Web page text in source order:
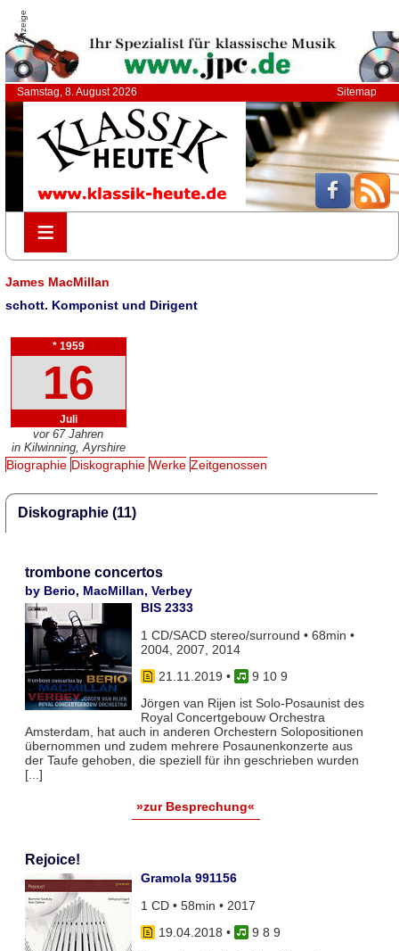
Anzeige
Samstag, 8. August 2026 Sitemap
≡
≡
James MacMillan
schott. Komponist und Dirigent
* 1959
16
Juli
vor 67 Jahren
in Kilwinning, Ayrshire
Biographie Diskographie Werke Zeitgenossen
Diskographie (11)
trombone concertos
by Berio, MacMillan, Verbey
BIS 2333
1 CD/SACD stereo/surround • 68min •
2004, 2007, 2014
21.11.2019 •
9 10 9
Jörgen van Rijen ist Solo-Posaunist des
Royal Concertgebouw Orchestra
Amsterdam, hat auch in anderen Orchestern Solopositionen
übernommen und zudem mehrere Posaunenkonzerte aus
der Taufe gehoben, die speziell für ihn geschrieben wurden
[...]
»zur Besprechung«
Rejoice!
Gramola 991156
1 CD • 58min • 2017
19.04.2018 •
9 8 9